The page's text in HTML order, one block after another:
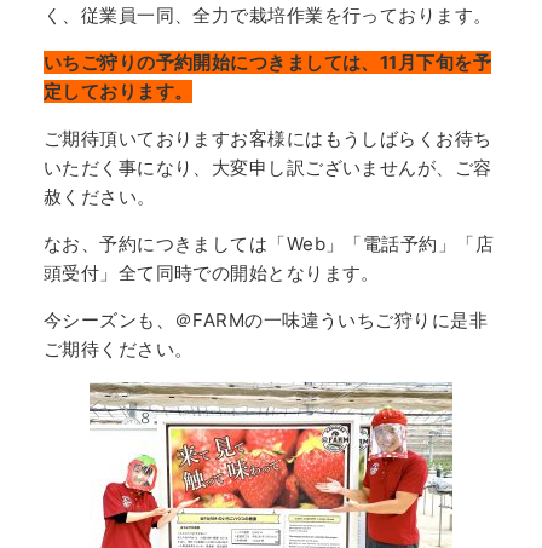
く、従業員一同、全力で栽培作業を行っております。
いちご狩りの予約開始につきましては、11月下旬を予
定しております。
ご期待頂いておりますお客様にはもうしばらくお待ち
いただく事になり、大変申し訳ございませんが、ご容
赦ください。
なお、予約につきましては「Web」「電話予約」「店
頭受付」全て同時での開始となります。
今シーズンも、＠FARMの一味違ういちご狩りに是非
ご期待ください。